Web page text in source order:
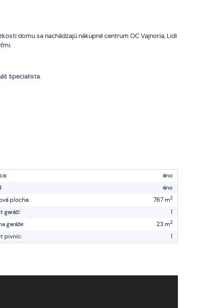
domu sa nachádzajú nákupné centrum OC Vajnoria, Lidl
špecialista.
áno
áno
plocha:
767 m2
garáží:
1
garáže:
23 m2
pivníc: 1